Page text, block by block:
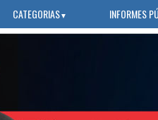
CATEGORIAS▼ INFORMES